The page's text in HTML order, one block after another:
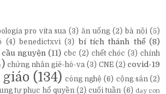
pro vita sua (3) ăn uống (2) bà nội (5)
(4) benedictxvi (3) bí tích thánh thể (8)
cầu nguyện (11) cbc (2) chết chóc (3) chính
chứng nhân giê-hô-va (3) CNE (2) covid-19
giáo (134) công nghệ (6) cộng sản (2)
tự phục hổ quyền (2) cuối tuần (6) dạy con